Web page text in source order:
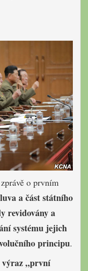
o prvním
a část státního
revidovány a
systému jejich
principu.
výraz „první